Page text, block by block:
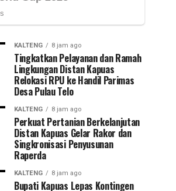
KALTENG 8 jam ago
Tingkatkan Pelayanan dan Ramah
Lingkungan Distan Kapuas
Relokasi RPU ke Handil Parimas
Desa Pulau Telo
KALTENG 8 jam ago
Perkuat Pertanian Berkelanjutan
Distan Kapuas Gelar Rakor dan
Singkronisasi Penyusunan
Raperda
KALTENG 8 jam ago
Bupati Kapuas Lepas Kontingen